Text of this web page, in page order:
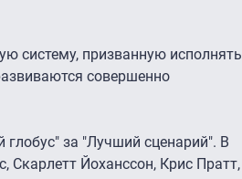
систему, призванную исполнять
совершенно
за "Лучший сценарий". В
Йоханссон, Крис Пратт,